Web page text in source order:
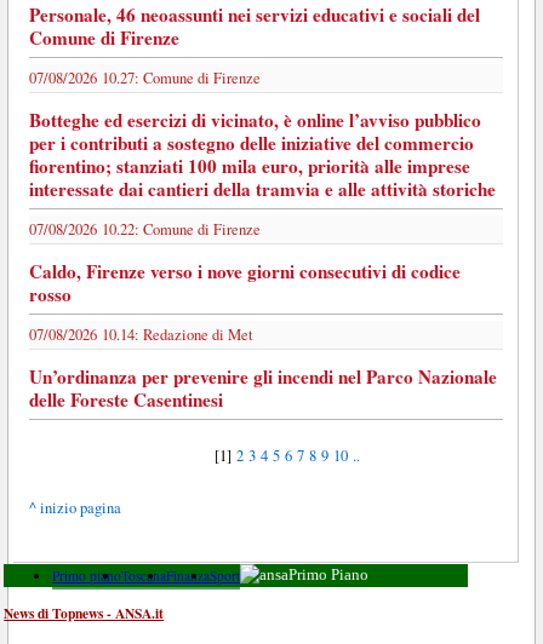
Personale, 46 neoassunti nei servizi educativi e sociali del
Comune di Firenze
07/08/2026 10.27: Comune di Firenze
Botteghe ed esercizi di vicinato, è online l’avviso pubblico
per i contributi a sostegno delle iniziative del commercio
fiorentino; stanziati 100 mila euro, priorità alle imprese
interessate dai cantieri della tramvia e alle attività storiche
07/08/2026 10.22: Comune di Firenze
Caldo, Firenze verso i nove giorni consecutivi di codice
rosso
07/08/2026 10.14: Redazione di Met
Un’ordinanza per prevenire gli incendi nel Parco Nazionale
delle Foreste Casentinesi
[1]2 3 4 5 6 7 8 9 10 ..
^ inizio pagina
Primo pianoToscanaFinanzaSport Primo Piano
News di Topnews - ANSA.it